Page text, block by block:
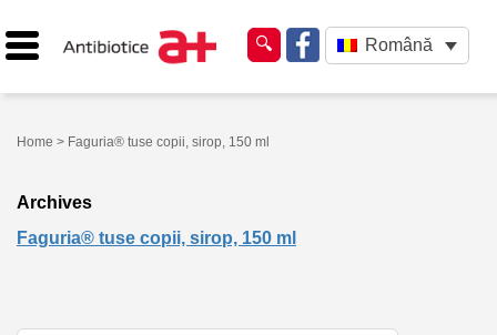
Română
Home > Faguria® tuse copii, sirop, 150 ml
Archives
Faguria® tuse copii, sirop, 150 ml